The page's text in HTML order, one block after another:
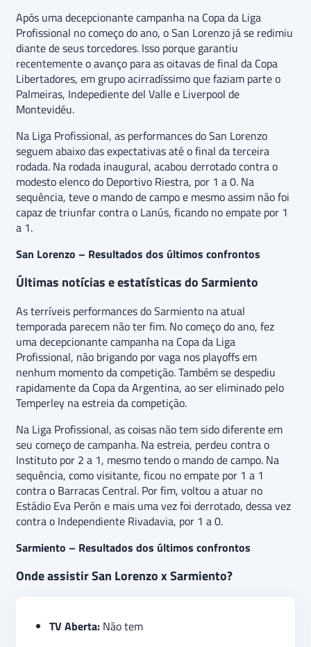
Após uma decepcionante campanha na Copa da Liga
Profissional no começo do ano, o San Lorenzo já se redimiu
diante de seus torcedores. Isso porque garantiu
recentemente o avanço para as oitavas de final da Copa
Libertadores, em grupo acirradíssimo que faziam parte o
Palmeiras, Indepediente del Valle e Liverpool de
Montevidéu.
Na Liga Profissional, as performances do San Lorenzo
seguem abaixo das expectativas até o final da terceira
rodada. Na rodada inaugural, acabou derrotado contra o
modesto elenco do Deportivo Riestra, por 1 a 0. Na
sequência, teve o mando de campo e mesmo assim não foi
capaz de triunfar contra o Lanús, ficando no empate por 1
a 1.
San Lorenzo – Resultados dos últimos confrontos
Últimas notícias e estatísticas do Sarmiento
As terríveis performances do Sarmiento na atual
temporada parecem não ter fim. No começo do ano, fez
uma decepcionante campanha na Copa da Liga
Profissional, não brigando por vaga nos playoffs em
nenhum momento da competição. Também se despediu
rapidamente da Copa da Argentina, ao ser eliminado pelo
Temperley na estreia da competição.
Na Liga Profissional, as coisas não tem sido diferente em
seu começo de campanha. Na estreia, perdeu contra o
Instituto por 2 a 1, mesmo tendo o mando de campo. Na
sequência, como visitante, ficou no empate por 1 a 1
contra o Barracas Central. Por fim, voltou a atuar no
Estádio Eva Perón e mais uma vez foi derrotado, dessa vez
contra o Independiente Rivadavia, por 1 a 0.
Sarmiento – Resultados dos últimos confrontos
Onde assistir San Lorenzo x Sarmiento?
TV Aberta: Não tem